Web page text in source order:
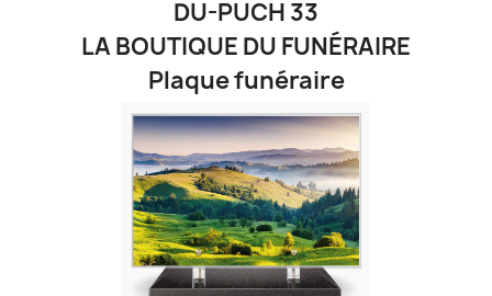
DU-PUCH 33
LA BOUTIQUE DU FUNÉRAIRE
Plaque funéraire